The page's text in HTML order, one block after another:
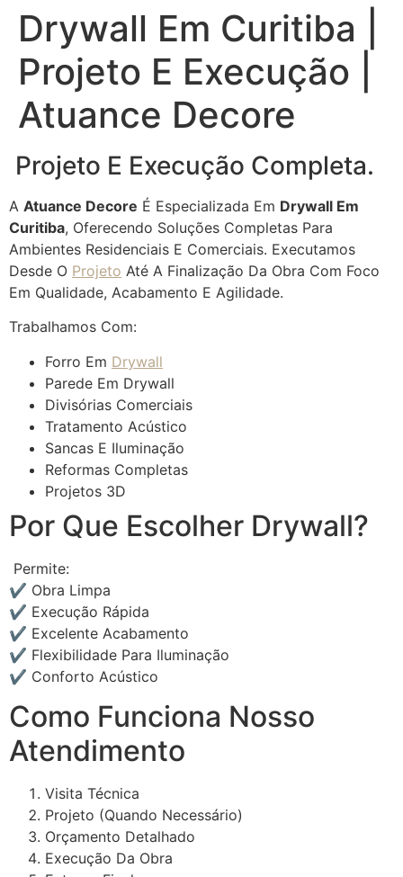
Drywall Em Curitiba |
Projeto E Execução |
Atuance Decore
Projeto E Execução Completa.
A Atuance Decore É Especializada Em Drywall Em
Curitiba, Oferecendo Soluções Completas Para
Ambientes Residenciais E Comerciais. Executamos
Desde O Projeto Até A Finalização Da Obra Com Foco
Em Qualidade, Acabamento E Agilidade.
Trabalhamos Com:
Forro Em Drywall
Parede Em Drywall
Divisórias Comerciais
Tratamento Acústico
Sancas E Iluminação
Reformas Completas
Projetos 3D
Por Que Escolher Drywall?
Permite:
✔ Obra Limpa
✔ Execução Rápida
✔ Excelente Acabamento
✔ Flexibilidade Para Iluminação
✔ Conforto Acústico
Como Funciona Nosso
Atendimento
Visita Técnica
Projeto (quando Necessário)
Orçamento Detalhado
Execução Da Obra